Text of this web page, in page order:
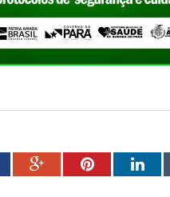
Google+Pinterest